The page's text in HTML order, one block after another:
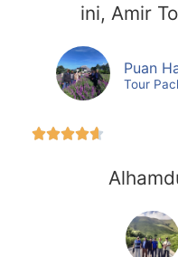
ini, Amir
Puan
Tour
